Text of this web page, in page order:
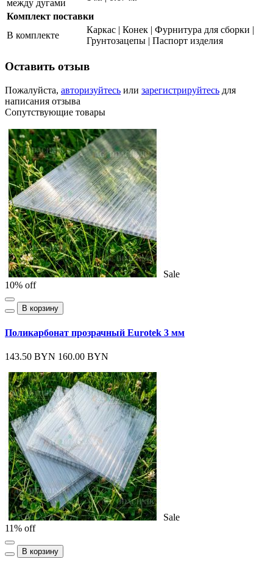
между дугами
Комплект поставки
В комплекте
Каркас | Конек | Фурнитура для сборки |
Грунтозацепы | Паспорт изделия
Оставить отзыв
Пожалуйста, авторизуйтесь или зарегистрируйтесь для
написания отзыва
Сопутствующие товары
Sale
10% off
В корзину
Поликарбонат прозрачный Eurotek 3 мм
143.50 BYN 160.00 BYN
Sale
11% off
В корзину